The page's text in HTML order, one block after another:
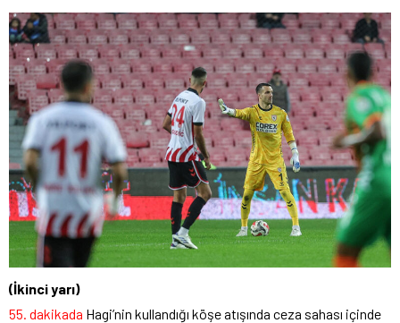
(İkinci yarı)
55. dakikada Hagi’nin kullandığı köşe atışında ceza sahası içinde